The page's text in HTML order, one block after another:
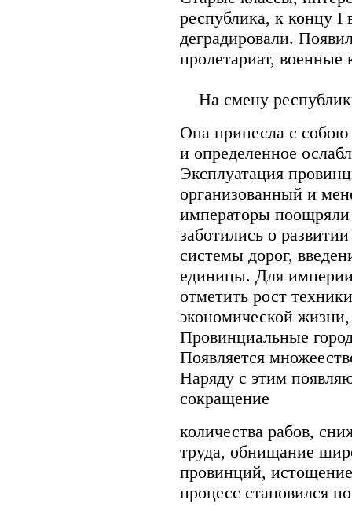
республика, к концу I
деградировали.
пролетариат, военные
На смену
Она принесла с
и определенное
Эксплуатация
организованный и
императоры поощряли
заботились о
системы дорог,
единицы. Для
отметить рост
экономической
Провинциальные
Появляется
Наряду с этим
сокращение
количества рабов,
труда, обнищание
провинций,
процесс становился